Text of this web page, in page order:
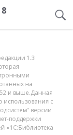
1.3
на
и выше.Данная
использования с
версии
поддержки
«1С:Библиотека